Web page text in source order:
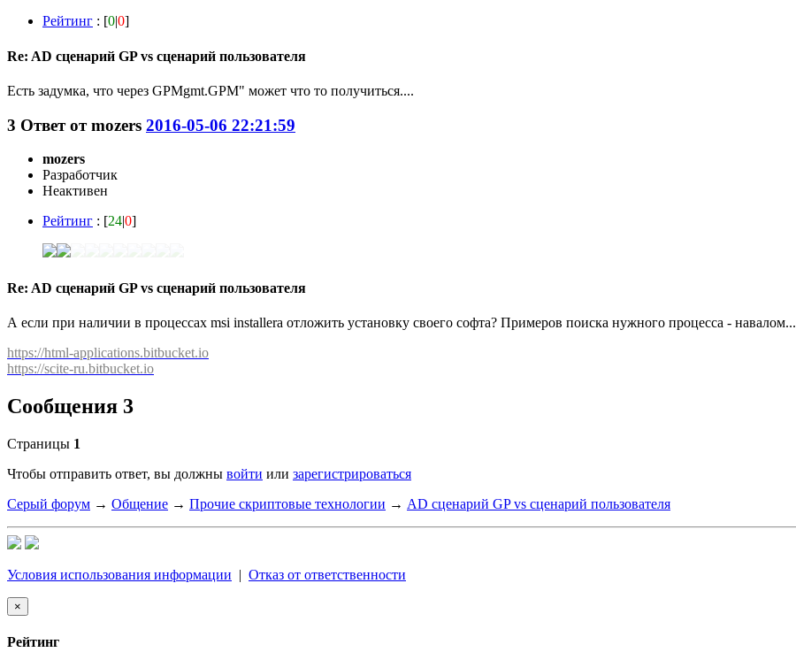
Рейтинг : [0|0]
Re: AD сценарий GP vs сценарий пользователя
Есть задумка, что через GPMgmt.GPM" может что то получиться....
3 Ответ отmozers 2016-05-06 22:21:59
mozers
Разработчик
Неактивен
Рейтинг : [24|0]
Re: AD сценарий GP vs сценарий пользователя
А если при наличии в процессах msi installera отложить установку своего софта? Примеров поиска нужного процесса - навалом...
https://html-applications.bitbucket.io
https://scite-ru.bitbucket.io
Сообщения 3
Страницы 1
Чтобы отправить ответ, вы должны войти или зарегистрироваться
Серый форум → Общение → Прочие скриптовые технологии → AD сценарий GP vs сценарий пользователя
Условия использования информации | Отказ от ответственности
×
Рейтинг